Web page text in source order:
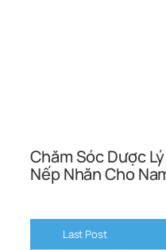
Chăm Sóc Dược
Nếp Nhăn Cho
Last Post